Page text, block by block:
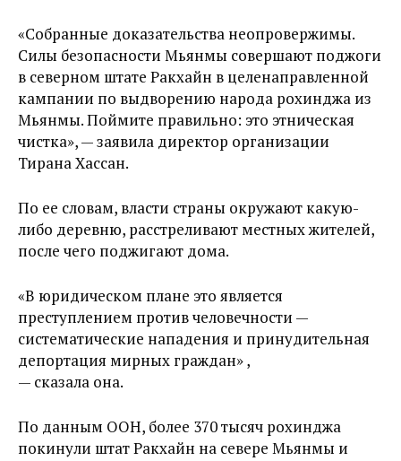
«Собранные доказательства неопровержимы.
Силы безопасности Мьянмы совершают поджоги
в северном штате Ракхайн в целенаправленной
кампании по выдворению народа рохинджа из
Мьянмы. Поймите правильно: это этническая
чистка», — заявила директор организации
Тирана Хассан.
По ее словам, власти страны окружают какую-
либо деревню, расстреливают местных жителей,
после чего поджигают дома.
«В юридическом плане это является
преступлением против человечности —
систематические нападения и принудительная
депортация мирных граждан» ,
— сказала она.
По данным ООН, более 370 тысяч рохинджа
покинули штат Ракхайн на севере Мьянмы и